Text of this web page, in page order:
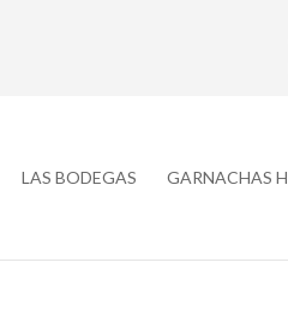
LAS BODEGAS GARNACHAS